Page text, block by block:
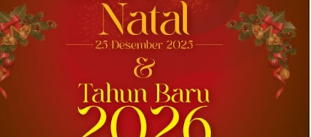
penyedia solusi global terkemuka bagi
pengguna bahan baku dan bahan kimia...
2026-07-31 22:21:10| Source: